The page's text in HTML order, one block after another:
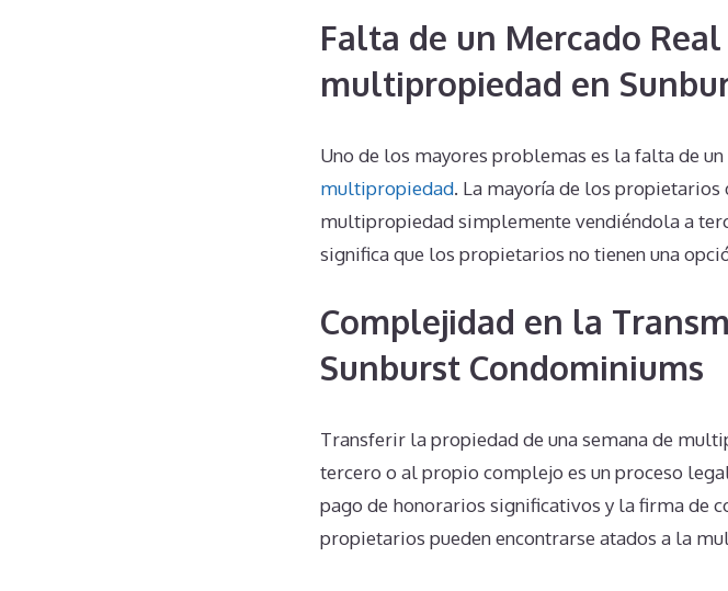
Falta de un Mercado
multipropiedad en
Uno de los mayores problemas es la falta de
multipropiedad. La mayoría de los propietarios
multipropiedad simplemente vendiéndola a
significa que los propietarios no tienen una
Complejidad en la
Sunburst Condominiums
Transferir la propiedad de una semana de
tercero o al propio complejo es un proceso
pago de honorarios significativos y la firma de
propietarios pueden encontrarse atados a la